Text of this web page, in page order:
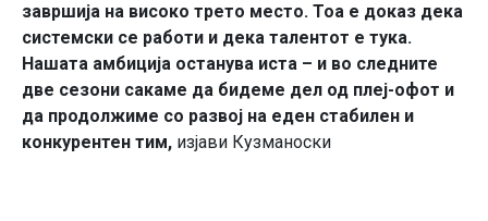
завршија на високо трето место. Тоа е доказ дека
системски се работи и дека талентот е тука.
Нашата амбиција останува иста – и во следните
две сезони сакаме да бидеме дел од плеј-офот и
да продолжиме со развој на еден стабилен и
конкурентен тим, изјави Кузманоски